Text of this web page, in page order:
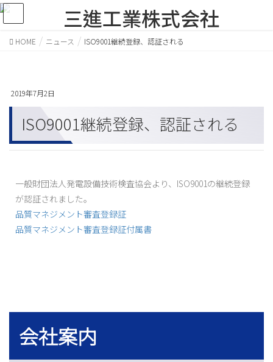
HOME ニュース ISO9001継続登録、認証される
2019年7月2日
ISO9001継続登録、認証される
一般財団法人発電設備技術検査協会より、ISO9001の継続登録
が認証されました。
品質マネジメント審査登録証
品質マネジメント審査登録証付属書
会社案内